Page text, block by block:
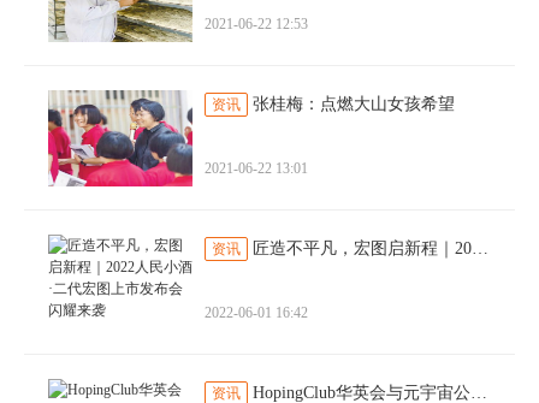
2021-06-22 12:53
资讯 张桂梅：点燃大山女孩希望
2021-06-22 13:01
资讯 匠造不平凡，宏图启新程｜2022人民小酒·二代宏图上市发布会闪耀来袭
2022-06-01 16:42
资讯 HopingClub华英会与元宇宙公司REVA互动频繁，两者或将出现多种合作意向